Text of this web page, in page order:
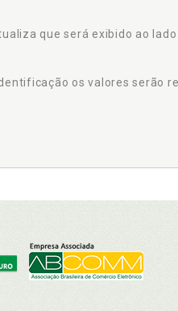
que será exibido ao
os valores serão